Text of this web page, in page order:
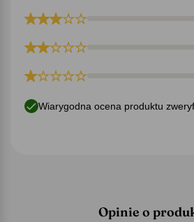
Wiarygodna ocena produktu
Opinie o